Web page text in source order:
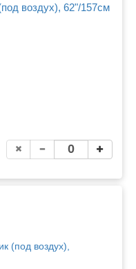
воздух), 62"/157см